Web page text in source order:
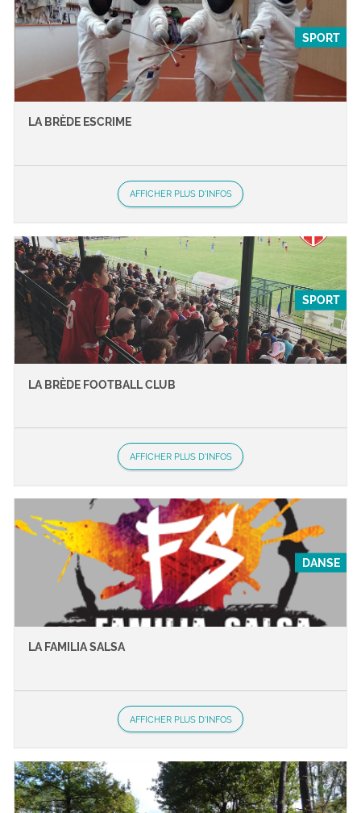
SPORT
LA BRÈDE ESCRIME
AFFICHER PLUS D'INFOS
SPORT
LA BRÈDE FOOTBALL CLUB
AFFICHER PLUS D'INFOS
DANSE
LA FAMILIA SALSA
AFFICHER PLUS D'INFOS